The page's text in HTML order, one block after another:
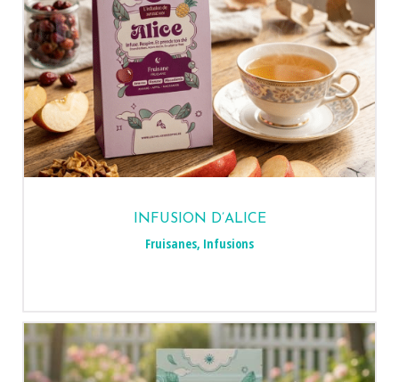
INFUSION D’ALICE
Fruisanes, Infusions